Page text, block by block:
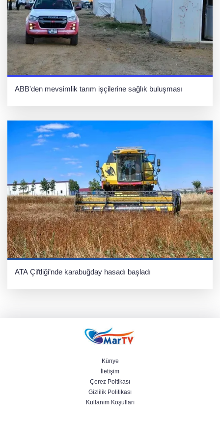
ABB'den mevsimlik tarım işçilerine sağlık buluşması
ATA Çiftliği’nde karabuğday hasadı başladı
Künye
İletişim
Çerez Poltikası
Gizlilik Politikası
Kullanım Koşulları